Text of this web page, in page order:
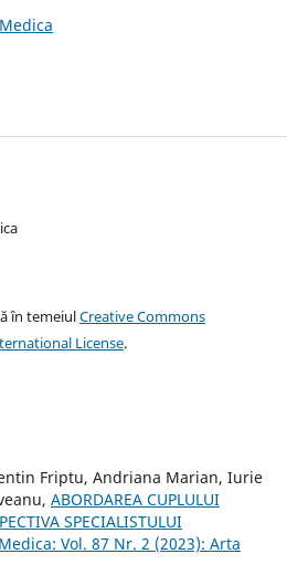
în temeiulCreative Commons
License.
Friptu, Andriana Marian, Iurie
ABORDAREA CUPLULUI
SPECIALISTULUI
Vol. 87 Nr. 2 (2023): Arta